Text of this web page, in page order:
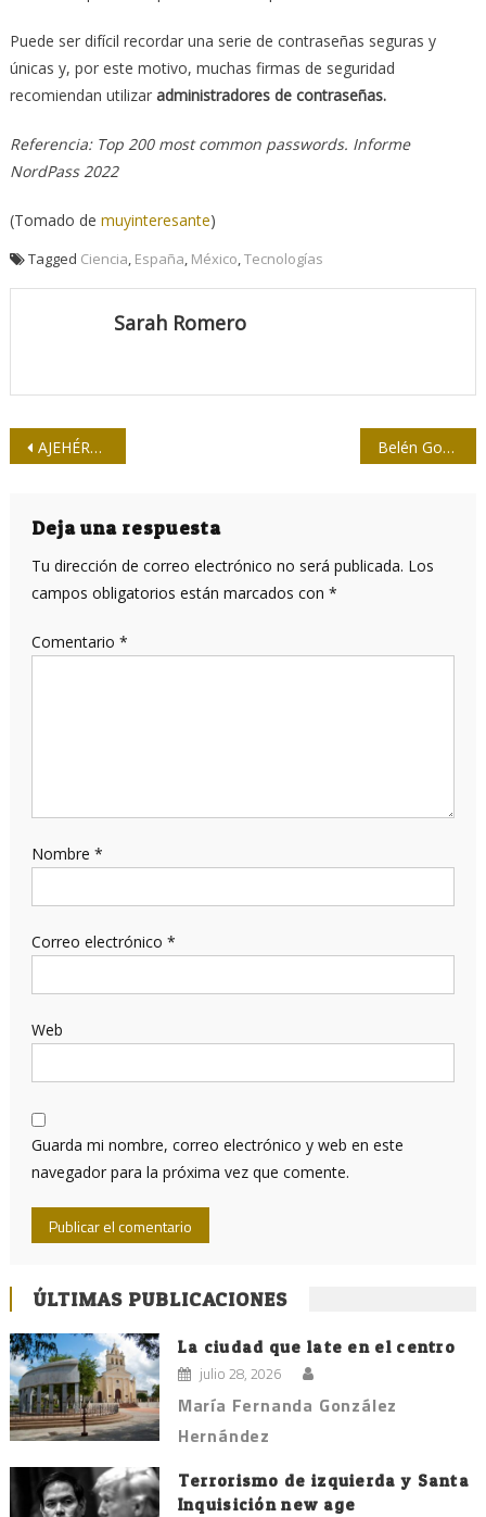
Puede ser difícil recordar una serie de contraseñas seguras y
únicas y, por este motivo, muchas firmas de seguridad
recomiendan utilizaradministradores de contraseñas.
Referencia: Top 200 most common passwords. Informe
NordPass 2022
(Tomado de muyinteresante)
Tagged Ciencia España México Tecnologías
Sarah Romero
Navegación
entradas
AJEHÉROES: Ramón Labañino (X) Belén Gopegui: “Lo habitual es aceptar servidumbres para poder seguir viviendo”
Deja una respuesta
Tu dirección de correo electrónico no será publicada. Los
campos obligatorios están marcados con *
Comentario *
Nombre *
Correo electrónico *
Web
Guarda mi nombre, correo electrónico y web en este
navegador para la próxima vez que comente.
ÚLTIMAS PUBLICACIONES
La ciudad que late en el centro
julio 28, 2026
María Fernanda González
Hernández
Terrorismo de izquierda y Santa
Inquisición new age